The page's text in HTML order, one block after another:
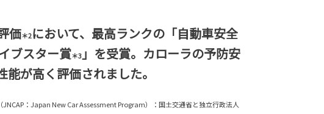
価＊2において、最高ランクの「自動車安全
ブスター賞＊3」を受賞。カローラの予防安
能が高く評価されました。
JNCAP：Japan New Car Assessment Program）：国土交通省と独立行政法人